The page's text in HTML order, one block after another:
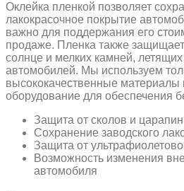
Оклейка пленкой позволяет
лакокрасочное покрытие
важно для поддержания его
продаже. Пленка также
солнце и мелких камней, летящих
автомобилей. Мы используем
высококачественные
оборудование для обеспечения
Защита от сколов и царапин
Сохранение заводского
Защита от
Возможность изменения
автомобиля